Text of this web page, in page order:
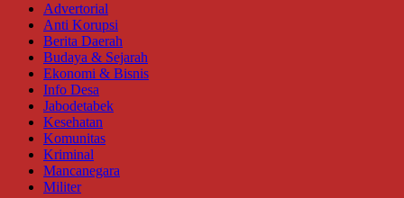
Advertorial
Anti Korupsi
Berita Daerah
Budaya & Sejarah
Ekonomi & Bisnis
Info Desa
Jabodetabek
Kesehatan
Komunitas
Kriminal
Mancanegara
Militer